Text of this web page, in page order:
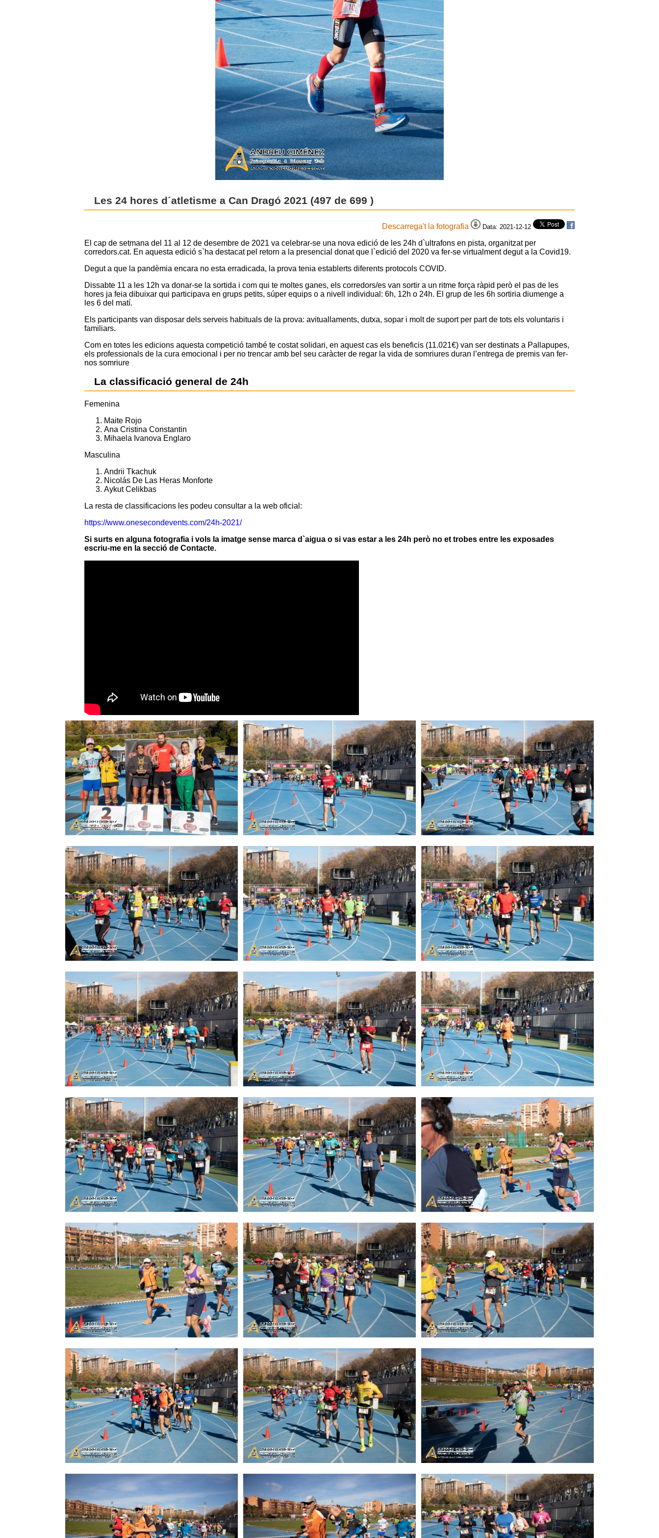
Les 24 hores d´atletisme a Can Dragó 2021 (497 de 699 )
Descarrega't la fotografia Data: 2021-12-12
El cap de setmana del 11 al 12 de desembre de 2021 va celebrar-se una nova edició de les 24h d`ultrafons en pista, organitzat per
corredors.cat. En aquesta edició s`ha destacat pel retorn a la presencial donat que l`edició del 2020 va fer-se virtualment degut a la Covid19.
Degut a que la pandèmia encara no esta erradicada, la prova tenia establerts diferents protocols COVID.
Dissabte 11 a les 12h va donar-se la sortida i com qui te moltes ganes, els corredors/es van sortir a un ritme força ràpid però el pas de les
hores ja feia dibuixar qui participava en grups petits, súper equips o a nivell individual: 6h, 12h o 24h. El grup de les 6h sortiria diumenge a
les 6 del matí.
Els participants van disposar dels serveis habituals de la prova: avituallaments, dutxa, sopar i molt de suport per part de tots els voluntaris i
familiars.
Com en totes les edicions aquesta competició també te costat solidari, en aquest cas els beneficis (11.021€) van ser destinats a Pallapupes,
els professionals de la cura emocional i per no trencar amb bel seu caràcter de regar la vida de somriures duran l’entrega de premis van fer-
nos somriure
La classificació general de 24h
Femenina
Maite Rojo
Ana Cristina Constantin
Mihaela Ivanova Englaro
Masculina
Andrii Tkachuk
Nicolás De Las Heras Monforte
Aykut Celikbas
La resta de classificacions les podeu consultar a la web oficial:
https://www.onesecondevents.com/24h-2021/
Si surts en alguna fotografia i vols la imatge sense marca d`aigua o si vas estar a les 24h però no et trobes entre les exposades
escriu-me en la secció de Contacte.